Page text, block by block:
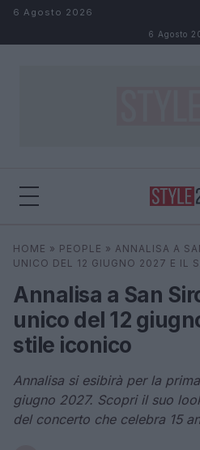
Salta al contenuto
6 Agosto 2026
6 Agosto
Cerca
HOME » PEOPLE » ANNALISA A
UNICO DEL 12 GIUGNO 2027 E IL
Annalisa a San
unico del 12
stile iconico
Annalisa si esibirà per la
giugno 2027. Scopri il suo
del concerto che celebra 15